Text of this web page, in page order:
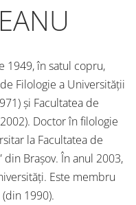
1949, în satul copru,
Filologie a Universităţii
și Facultatea de
Doctor în filologie
la Facultatea de
din Brașov. În anul 2003,
Este membru
1990).